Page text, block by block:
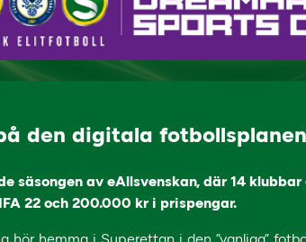
den digitala
säsongen av eAllsvenskan, där 14
22 och 200.000 kr i prispengar.